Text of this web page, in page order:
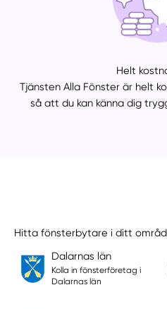
Helt
Tjänsten Alla Fönster är helt
så att du kan känna dig
Hitta fönsterbytare i ditt
Dalarnas län
Kolla in fönsterföretag i
Dalarnas län